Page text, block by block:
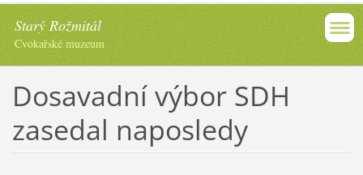
Starý Rožmitál
Cvokařské muzeum
Dosavadní výbor SDH
zasedal naposledy